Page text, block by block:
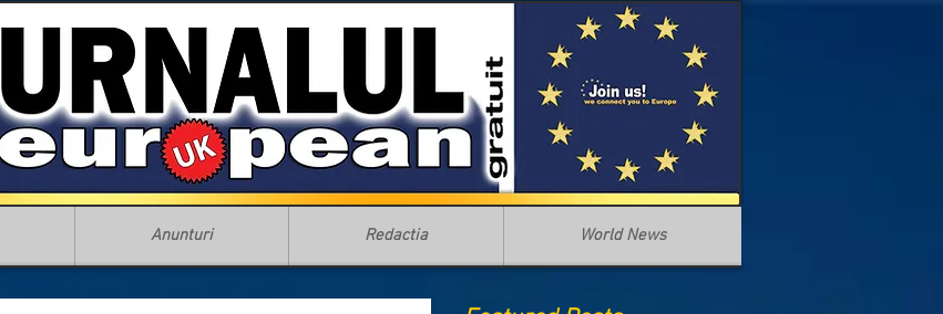
Anunturi Redactia World News